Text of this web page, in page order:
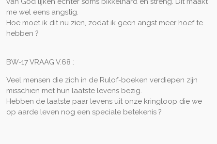
me wel eens angstig.
Hoe moet ik dit nu zien, zodat ik geen angst meer hoef te
hebben ?
BW-17 VRAAG V.68 :
Veel mensen die zich in de Rulof-boeken verdiepen zijn
misschien met hun laatste levens bezig.
Hebben de laatste paar levens uit onze kringloop die we
op aarde leven nog een speciale betekenis ?